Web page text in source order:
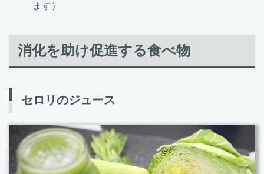
ます）
消化を助け促進する食べ物
セロリのジュース